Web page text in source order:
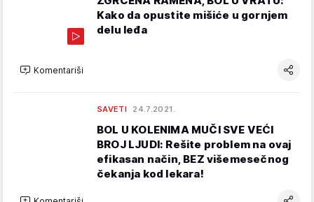
Kako da opustite mišiće u gornjem
delu leđa
Komentariši
SAVETI 24.7.2021.
BOL U KOLENIMA MUČI SVE VEĆI
BROJ LJUDI: Rešite problem na ovaj
efikasan način, BEZ višemesečnog
čekanja kod lekara!